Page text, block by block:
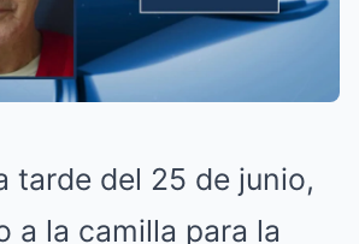
tarde del 25 de junio,
a la camilla para la